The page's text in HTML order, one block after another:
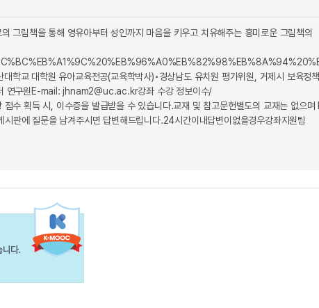
그림책을 통해 영유아부터 성인까지 마음을 키우고 치유해주는 흥미로운 그림책의
교 대학원 유아교육전공(교육학박사)◦경상남도 유치원 평가위원, 거제시 보육정
연구원E-mail: jhnam2@uc.ac.kr강좌 수강 정보이수/
획득 시, 이수증을 발급받을 수 있습니다.교재 및 참고문헌별도의 교재는 없으며
판에 질문을 남겨주시면 답변해드립니다.24시간이내답변이없을경우강좌지원팀